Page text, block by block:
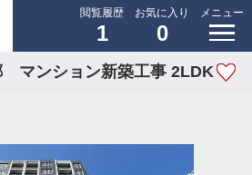
閲覧履歴
1
お気に入り
0
メニュー
マンション新築工事 2LDK